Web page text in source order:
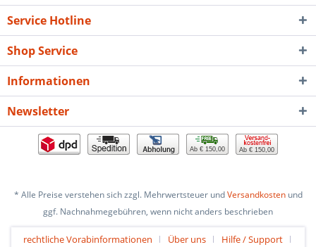
Service Hotline
Shop Service
Informationen
Newsletter
Ab € 150,00 Ab € 150,00
* Alle Preise verstehen sich zzgl. Mehrwertsteuer undVersandkostenund
ggf. Nachnahmegebühren, wenn nicht anders beschrieben
rechtliche Vorabinformationen Über uns
Hilfe / Support